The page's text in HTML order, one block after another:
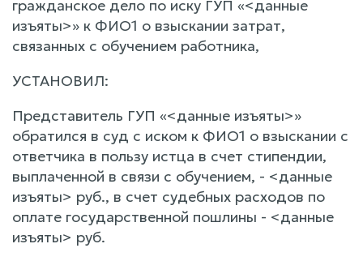
гражданское дело по иску ГУП «<данные
изъяты>» к ФИО1 о взыскании затрат,
связанных с обучением работника,
УСТАНОВИЛ:
Представитель ГУП «<данные изъяты>»
обратился в суд с иском к ФИО1 о взыскании с
ответчика в пользу истца в счет стипендии,
выплаченной в связи с обучением, - <данные
изъяты> руб., в счет судебных расходов по
оплате государственной пошлины - <данные
изъяты> руб.